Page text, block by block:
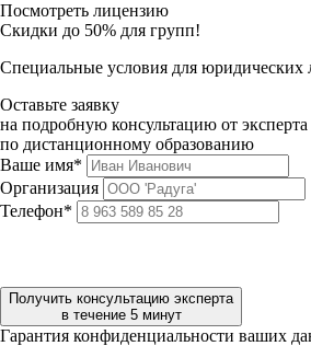
Посмотреть лицензию
Скидки до 50% для групп!
Специальные условия для юридических
Оставьте заявку
на подробную консультацию от эксперта
по дистанционному образованию
Ваше имя*
Организация
Телефон*
Получить консультацию эксперта
в течение 5 минут
Гарантия конфиденциальности ваших